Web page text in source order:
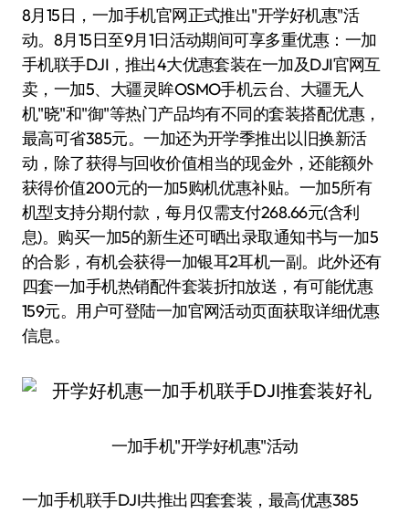
8月15日，一加手机官网正式推出"开学好机惠"活
动。8月15日至9月1日活动期间可享多重优惠：一加
手机联手DJI，推出4大优惠套装在一加及DJI官网互
卖，一加5、大疆灵眸OSMO手机云台、大疆无人
机"晓"和"御"等热门产品均有不同的套装搭配优惠，
最高可省385元。一加还为开学季推出以旧换新活
动，除了获得与回收价值相当的现金外，还能额外
获得价值200元的一加5购机优惠补贴。一加5所有
机型支持分期付款，每月仅需支付268.66元(含利
息)。购买一加5的新生还可晒出录取通知书与一加5
的合影，有机会获得一加银耳2耳机一副。此外还有
四套一加手机热销配件套装折扣放送，有可能优惠
159元。用户可登陆一加官网活动页面获取详细优惠
信息。
一加手机"开学好机惠"活动
一加手机联手DJI共推出四套套装，最高优惠385